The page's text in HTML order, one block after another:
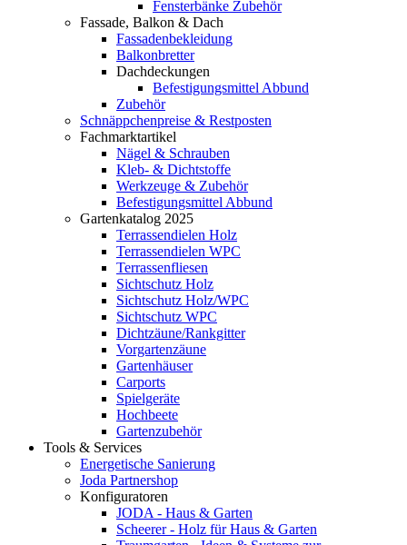
Fensterbänke Zubehör
Fassade, Balkon & Dach
Fassadenbekleidung
Balkonbretter
Dachdeckungen
Befestigungsmittel Abbund
Zubehör
Schnäppchenpreise & Restposten
Fachmarktartikel
Nägel & Schrauben
Kleb- & Dichtstoffe
Werkzeuge & Zubehör
Befestigungsmittel Abbund
Gartenkatalog 2025
Terrassendielen Holz
Terrassendielen WPC
Terrassenfliesen
Sichtschutz Holz
Sichtschutz Holz/WPC
Sichtschutz WPC
Dichtzäune/Rankgitter
Vorgartenzäune
Gartenhäuser
Carports
Spielgeräte
Hochbeete
Gartenzubehör
Tools & Services
Energetische Sanierung
Joda Partnershop
Konfiguratoren
JODA - Haus & Garten
Scheerer - Holz für Haus & Garten